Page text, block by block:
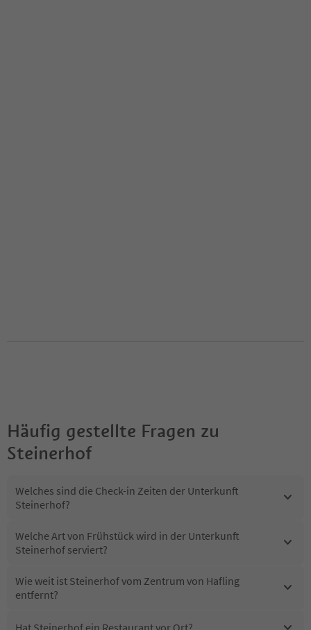
Häufig gestellte Fragen zu
Steinerhof
Welches sind die Check-in Zeiten der Unterkunft
Steinerhof?
Welche Art von Frühstück wird in der Unterkunft
Steinerhof serviert?
Wie weit ist Steinerhof vom Zentrum von Hafling
entfernt?